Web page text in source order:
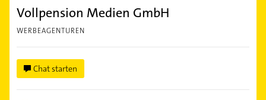
Vollpension Medien GmbH
WERBEAGENTUREN
Chat starten